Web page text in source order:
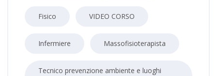
Fisico VIDEO CORSO
Infermiere Massofisioterapista
Tecnico prevenzione ambiente e luoghi